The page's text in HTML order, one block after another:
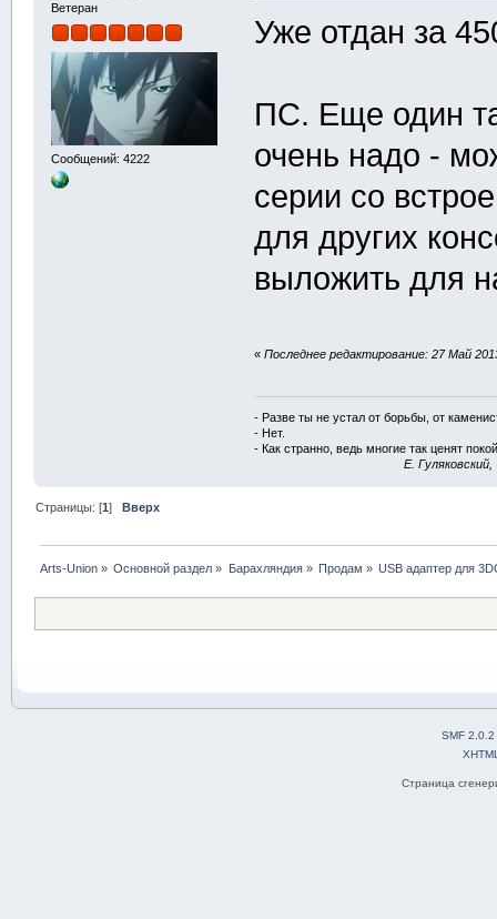
Ветеран
Сообщений: 4222
Уже отдан за
ПС. Еще один
очень надо -
серии со
для других
выложить для
«Последнее редактирование: 27 Май
- Разве ты не устал от борьбы, от
- Нет.
- Как странно, ведь многие так ценят
E.
Страницы: [1]Вверх
Arts-Union » Основной раздел » Барахляндия» Продам » USB адаптер для
SMF 2.0.2
Страница